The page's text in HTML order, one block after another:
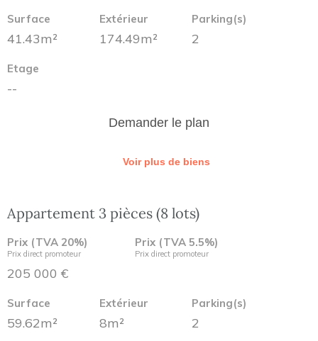
Surface
41.43m²
Extérieur
174.49m²
Parking(s)
2
Etage
--
Demander le plan
Voir plus de biens
Appartement 3 pièces (8 lots)
Prix (TVA 20%)
Prix direct promoteur
205 000 €
Prix (TVA 5.5%)
Prix direct promoteur
Surface
59.62m²
Extérieur
8m²
Parking(s)
2